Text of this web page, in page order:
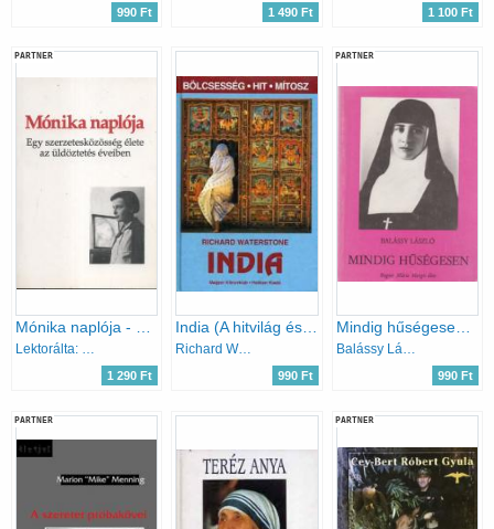
990 Ft 1 490 Ft 1 100 Ft
PARTNER
Mónika naplója - Egy szerzetesközösség élete az üldöztetés éveiben
Lektorálta: Puskely Mária
1 290 Ft
India (A hitvilág és a szertartások az istenek...)
Richard Waterstone
990 Ft
PARTNER
Mindig hűségesen (Bogner Mária Margit élete)
Balássy László
990 Ft
PARTNER PARTNER